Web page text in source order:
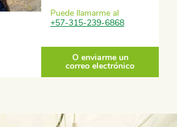
Puede llamarme al
+57-315-239-6868
O enviarme un
correo electrónico